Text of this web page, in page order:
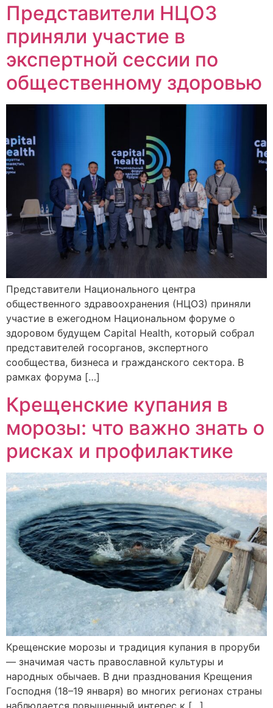
Представители НЦОЗ
приняли участие в
экспертной сессии по
общественному здоровью
Представители Национального центра
общественного здравоохранения (НЦОЗ) приняли
участие в ежегодном Национальном форуме о
здоровом будущем Capital Health, который собрал
представителей госорганов, экспертного
сообщества, бизнеса и гражданского сектора. В
рамках форума […]
Крещенские купания в
морозы: что важно знать о
рисках и профилактике
Крещенские морозы и традиция купания в проруби
— значимая часть православной культуры и
народных обычаев. В дни празднования Крещения
Господня (18–19 января) во многих регионах страны